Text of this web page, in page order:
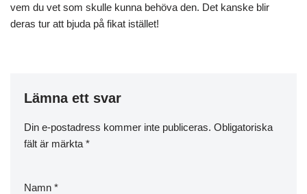
vem du vet som skulle kunna behöva den. Det kanske blir
deras tur att bjuda på fikat istället!
Lämna ett svar
Din e-postadress kommer inte publiceras. Obligatoriska
fält är märkta *
Namn *